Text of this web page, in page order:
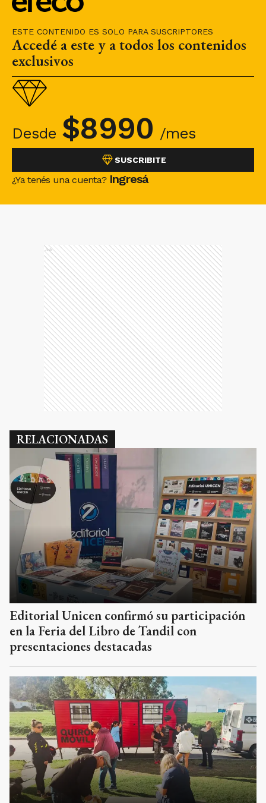
ESTE CONTENIDO ES SOLO PARA SUSCRIPTORES
Accedé a este y a todos los contenidos
exclusivos
Desde $8990 /mes
SUSCRIBITE
¿Ya tenés una cuenta? Ingresá
muy lindo esto para todos”, finalizaron.
Ads
RELACIONADAS
Editorial Unicen confirmó su participación
en la Feria del Libro de Tandil con
presentaciones destacadas